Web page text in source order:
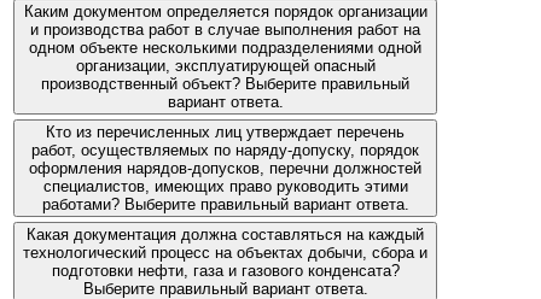
Каким документом определяется порядок организации
и производства работ в случае выполнения работ на
одном объекте несколькими подразделениями одной
организации, эксплуатирующей опасный
производственный объект? Выберите правильный
вариант ответа.
Кто из перечисленных лиц утверждает перечень
работ, осуществляемых по наряду-допуску, порядок
оформления нарядов-допусков, перечни должностей
специалистов, имеющих право руководить этими
работами? Выберите правильный вариант ответа.
Какая документация должна составляться на каждый
технологический процесс на объектах добычи, сбора и
подготовки нефти, газа и газового конденсата?
Выберите правильный вариант ответа.